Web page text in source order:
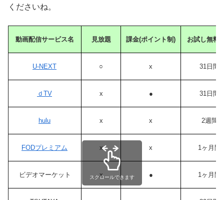
くださいね。
動画配信サービス名 見放題 課金(ポイント制) お試し無料
U-NEXT ○ x 31日間
ｄTV x ● 31日間
hulu x x 2週間
FODプレミアム x x 1ヶ月間
ビデオマーケット x ● 1ヶ月間
スクロールできます